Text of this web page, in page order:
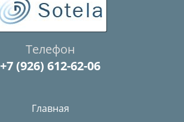
Телефон
‎+7 (926) 612-62-06
Главная